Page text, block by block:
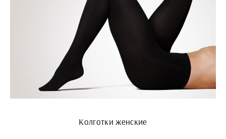
Колготки женские